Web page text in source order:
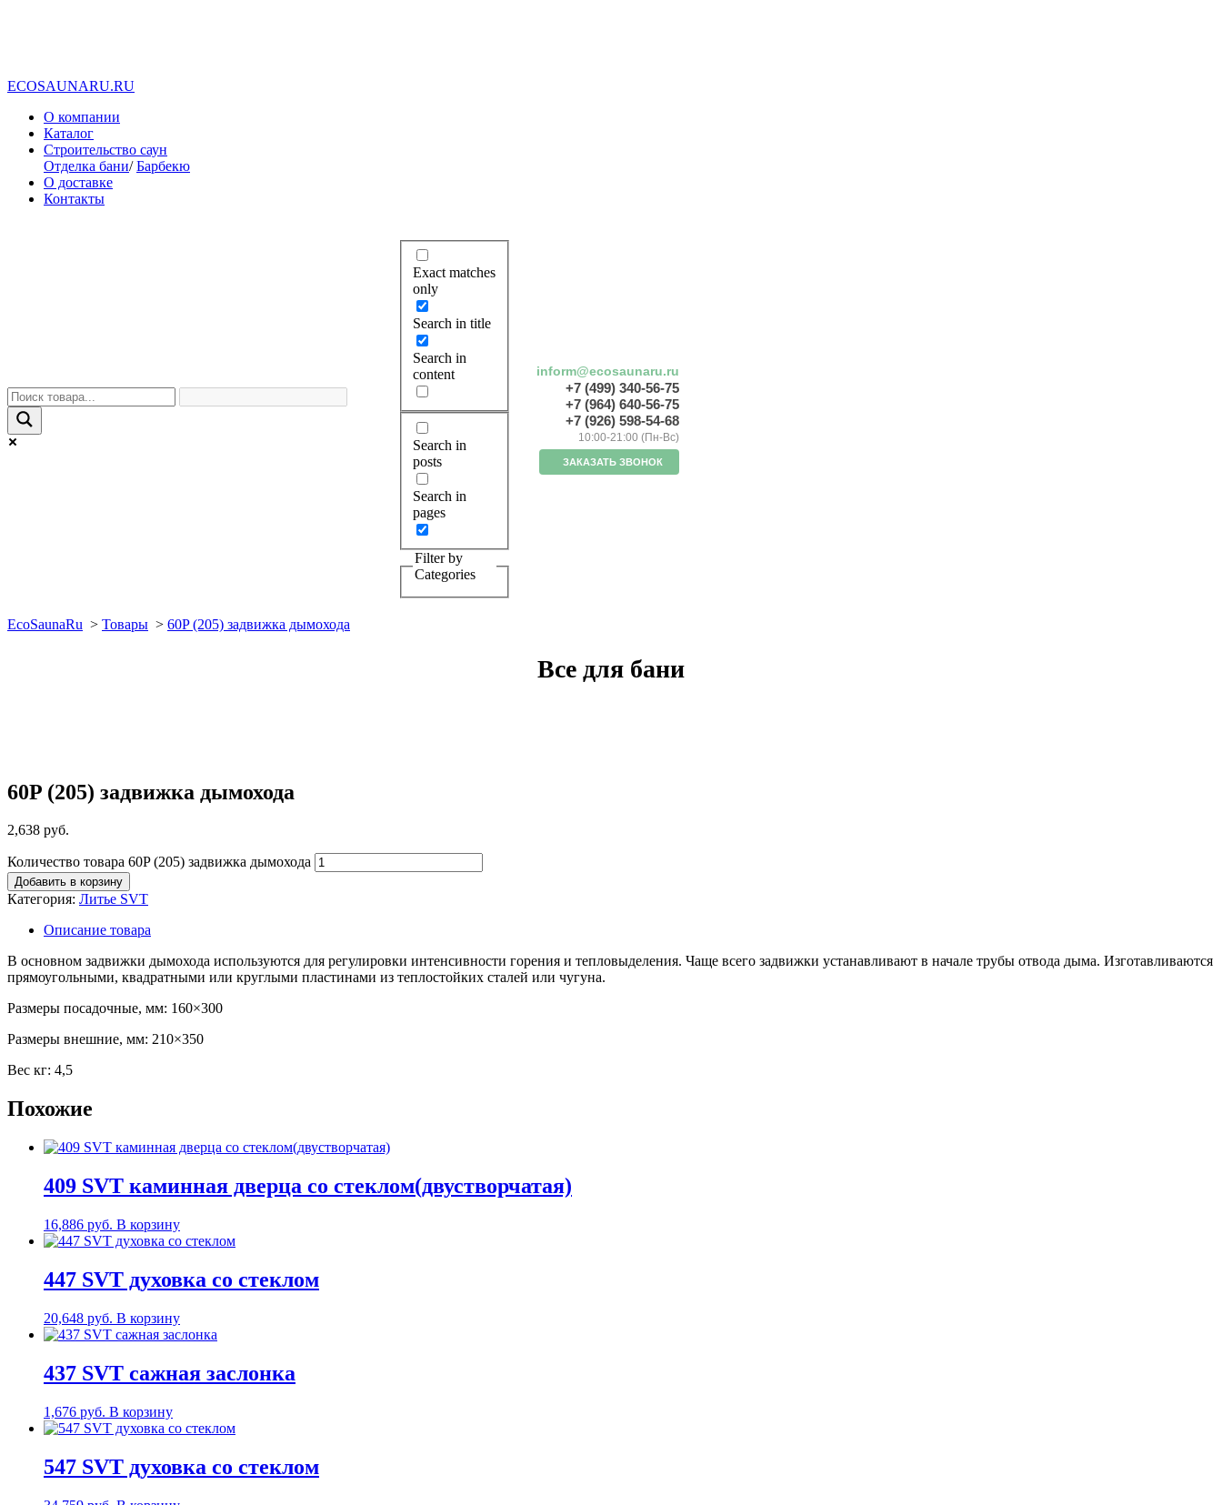
ECOSAUNARU.RU
О компании
Каталог
Строительство саун
Отделка бани/Барбекю
О доставке
Контакты
Exact matches
only
Search in title
Search in
content
Search in
posts
Search in
pages
Filter by
Categories
inform@ecosaunaru.ru
+7 (499) 340-56-75
+7 (964) 640-56-75
+7 (926) 598-54-68
10:00-21:00 (Пн-Вс)
ЗАКАЗАТЬ ЗВОНОК
EcoSaunaRu > Товары > 60P (205) задвижка дымохода
Все для бани
60P (205) задвижка дымохода
2,638 руб.
Количество товара 60P (205) задвижка дымохода
Добавить в корзину
Категория: Литье SVT
Описание товара
В основном задвижки дымохода используются для регулировки интенсивности горения и тепловыделения. Чаще всего задвижки устанавливают в начале трубы отвода дыма. Изготавливаются
прямоугольными, квадратными или круглыми пластинами из теплостойких сталей или чугуна.
Размеры посадочные, мм: 160×300
Размеры внешние, мм: 210×350
Вес кг: 4,5
Похожие
409 SVT каминная дверца со стеклом(двустворчатая)
16,886 руб. В корзину
447 SVT духовка со стеклом
20,648 руб. В корзину
437 SVT сажная заслонка
1,676 руб. В корзину
547 SVT духовка со стеклом